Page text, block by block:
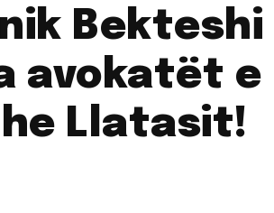
Bekteshi
avokatët e
Llatasit!